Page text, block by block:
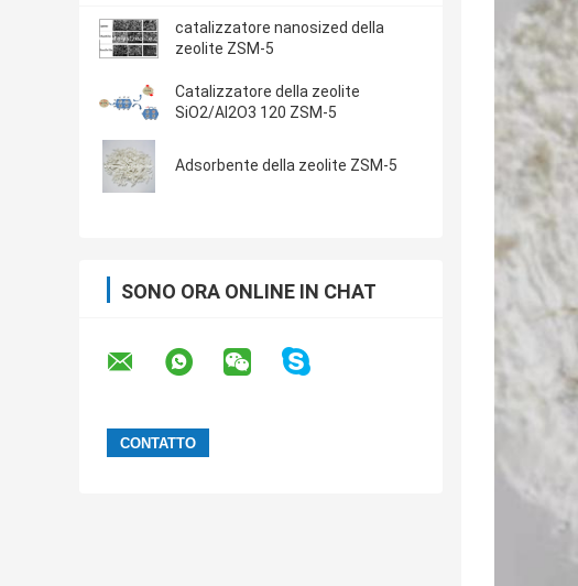
catalizzatore nanosized della
zeolite ZSM-5
Catalizzatore della zeolite
SiO2/Al2O3 120 ZSM-5
Adsorbente della zeolite ZSM-5
SONO ORA ONLINE IN CHAT